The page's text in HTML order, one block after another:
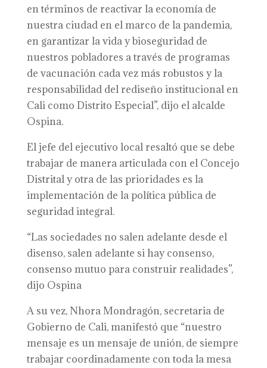
en términos de reactivar la economía de
nuestra ciudad en el marco de la pandemia,
en garantizar la vida y bioseguridad de
nuestros pobladores a través de programas
de vacunación cada vez más robustos y la
responsabilidad del rediseño institucional en
Cali como Distrito Especial”, dijo el alcalde
Ospina.
El jefe del ejecutivo local resaltó que se debe
trabajar de manera articulada con el Concejo
Distrital y otra de las prioridades es la
implementación de la política pública de
seguridad integral.
“Las sociedades no salen adelante desde el
disenso, salen adelante si hay consenso,
consenso mutuo para construir realidades”,
dijo Ospina
A su vez, Nhora Mondragón, secretaria de
Gobierno de Cali, manifestó que “nuestro
mensaje es un mensaje de unión, de siempre
trabajar coordinadamente con toda la mesa